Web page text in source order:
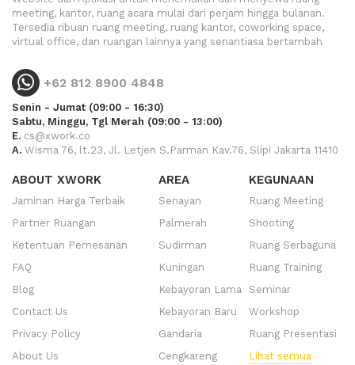
meeting, kantor, ruang acara mulai dari perjam hingga bulanan.
Tersedia ribuan ruang meeting, ruang kantor, coworking space,
virtual office, dan ruangan lainnya yang senantiasa bertambah
+62 812 8900 4848
Senin - Jumat (09:00 - 16:30)
Sabtu, Minggu, Tgl Merah (09:00 - 13:00)
E. cs@xwork.co
A. Wisma 76, lt.23, Jl. Letjen S.Parman Kav.76, Slipi Jakarta 11410
ABOUT XWORK
Jaminan Harga Terbaik
Partner Ruangan
Ketentuan Pemesanan
FAQ
Blog
Contact Us
Privacy Policy
About Us
AREA
Senayan
Palmerah
Sudirman
Kuningan
Kebayoran Lama
Kebayoran Baru
Gandaria
Cengkareng
KEGUNAAN
Ruang Meeting
Shooting
Ruang Serbaguna
Ruang Training
Seminar
Workshop
Ruang Presentasi
Lihat semua